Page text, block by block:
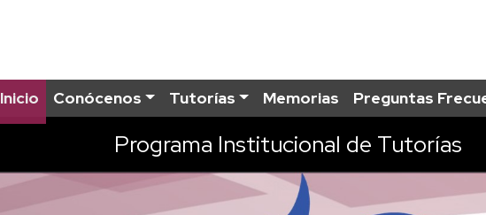
Inicio Conócenos Tutorías Memorias Preguntas
Programa Institucional de Tutorías